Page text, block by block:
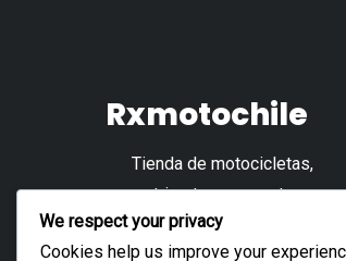
Rxmotochile
Tienda de motocicletas,
cuatrimotos, repuestos y
accesorios.
We respect your privacy
Cookies help us improve your